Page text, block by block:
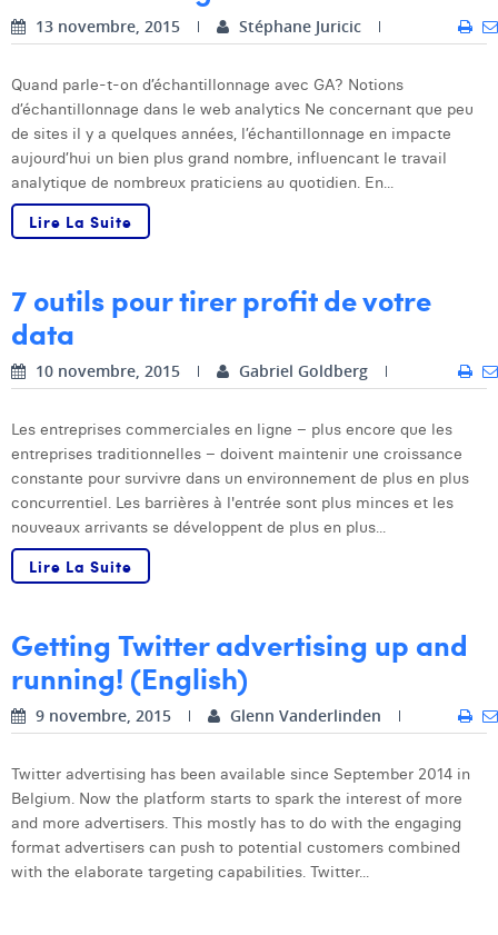
13 novembre, 2015 Stéphane Juricic
Quand parle-t-on d’échantillonnage avec GA? Notions
d’échantillonnage dans le web analytics Ne concernant que peu
de sites il y a quelques années, l’échantillonnage en impacte
aujourd’hui un bien plus grand nombre, influencant le travail
analytique de nombreux praticiens au quotidien. En...
Lire La Suite
7 outils pour tirer profit de votre
data
10 novembre, 2015 Gabriel Goldberg
Les entreprises commerciales en ligne – plus encore que les
entreprises traditionnelles – doivent maintenir une croissance
constante pour survivre dans un environnement de plus en plus
concurrentiel. Les barrières à l'entrée sont plus minces et les
nouveaux arrivants se développent de plus en plus...
Lire La Suite
Getting Twitter advertising up and
running! (English)
9 novembre, 2015 Glenn Vanderlinden
Twitter advertising has been available since September 2014 in
Belgium. Now the platform starts to spark the interest of more
and more advertisers. This mostly has to do with the engaging
format advertisers can push to potential customers combined
with the elaborate targeting capabilities. Twitter...